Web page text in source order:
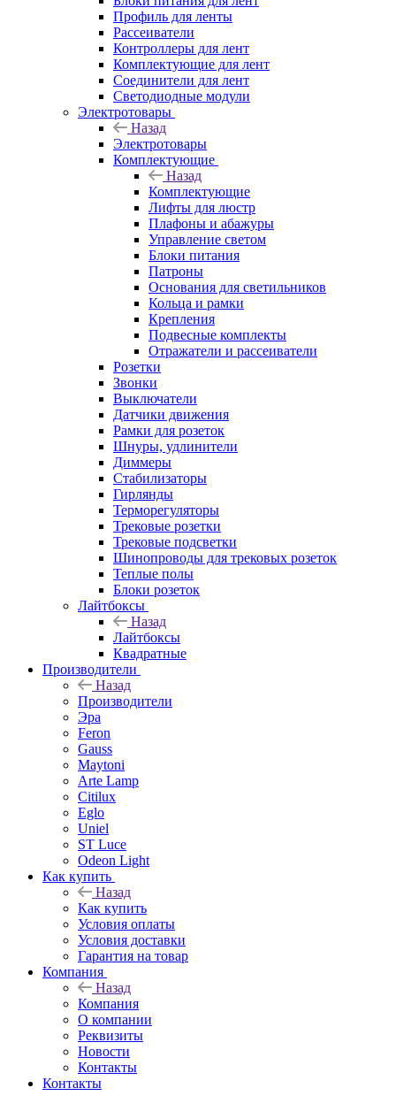
Профиль для ленты
Рассеиватели
Контроллеры для лент
Комплектующие для лент
Соединители для лент
Светодиодные модули
Электротовары
Назад
Электротовары
Комплектующие
Назад
Комплектующие
Лифты для люстр
Плафоны и абажуры
Управление светом
Блоки питания
Патроны
Основания для светильников
Кольца и рамки
Крепления
Подвесные комплекты
Отражатели и рассеиватели
Розетки
Звонки
Выключатели
Датчики движения
Рамки для розеток
Шнуры, удлинители
Диммеры
Стабилизаторы
Гирлянды
Терморегуляторы
Трековые розетки
Трековые подсветки
Шинопроводы для трековых розеток
Теплые полы
Блоки розеток
Лайтбоксы
Назад
Лайтбоксы
Квадратные
Производители
Назад
Производители
Эра
Feron
Gauss
Maytoni
Arte Lamp
Citilux
Eglo
Uniel
ST Luce
Odeon Light
Как купить
Назад
Как купить
Условия оплаты
Условия доставки
Гарантия на товар
Компания
Назад
Компания
О компании
Реквизиты
Новости
Контакты
Контакты